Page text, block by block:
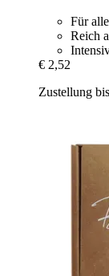
Für
Reich
€ 2,52
Zustellung